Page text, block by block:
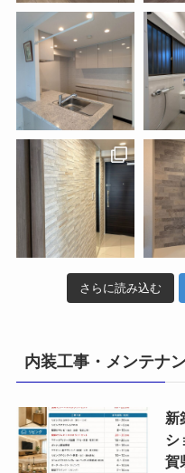
さらに読み込む
内装工事・メンテナ
新
シ
賀